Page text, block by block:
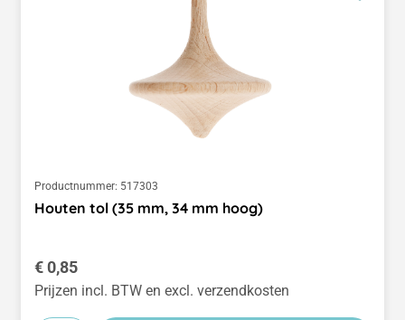
Productnummer: 517303
Houten tol (35 mm, 34 mm hoog)
Normale prijs:
€ 0,85
Prijzen incl. BTW en excl. verzendkosten